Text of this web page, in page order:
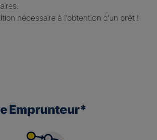
nécessaire à l’obtention d’un prêt !
Emprunteur*